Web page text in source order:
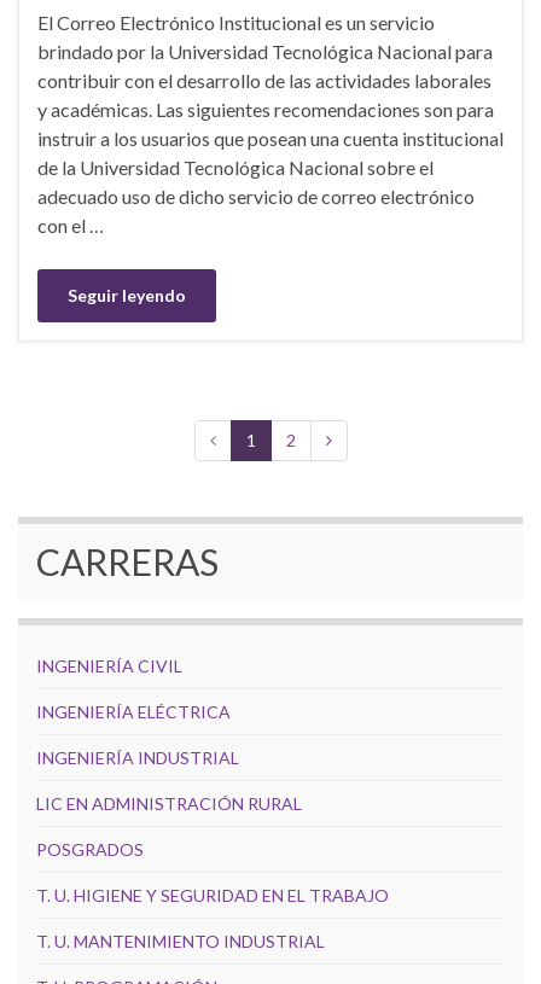
El Correo Electrónico Institucional es un servicio
brindado por la Universidad Tecnológica Nacional para
contribuir con el desarrollo de las actividades laborales
y académicas. Las siguientes recomendaciones son para
instruir a los usuarios que posean una cuenta institucional
de la Universidad Tecnológica Nacional sobre el
adecuado uso de dicho servicio de correo electrónico
con el …
Seguir leyendo
1 2
CARRERAS
INGENIERÍA CIVIL
INGENIERÍA ELÉCTRICA
INGENIERÍA INDUSTRIAL
LIC EN ADMINISTRACIÓN RURAL
POSGRADOS
T. U. HIGIENE Y SEGURIDAD EN EL TRABAJO
T. U. MANTENIMIENTO INDUSTRIAL